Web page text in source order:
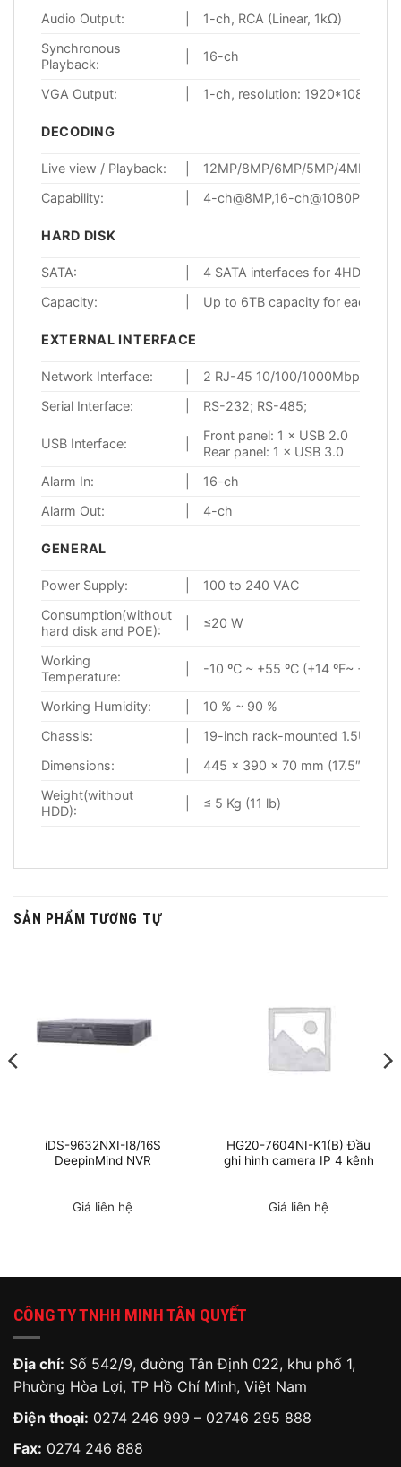
Audio Output:
1-ch, RCA (Linear, 1kΩ)
Synchronous
Playback:
16-ch
VGA Output: 1-ch, resolution: 1920*1080P/
DECODING
Live view / Playback:
12MP/8MP/6MP/5MP/4MP/
Capability:
4-ch@8MP,16-ch@1080P
HARD DISK
SATA:
4 SATA interfaces for 4HDDs
Capacity:
Up to 6TB capacity for each
EXTERNAL INTERFACE
Network Interface:
2 RJ-45 10/100/1000Mbps
Serial Interface:
RS-232; RS-485;
USB Interface:
Front panel: 1 × USB 2.0
Rear panel: 1 × USB 3.0
Alarm In:
16-ch
Alarm Out:
4-ch
GENERAL
Power Supply:
100 to 240 VAC
Consumption(without
hard disk and POE):
≤20 W
Working
Temperature:
-10 ºC ~ +55 ºC (+14 ºF~ + 131
Working Humidity:
10 % ~ 90 %
Chassis:
19-inch rack-mounted 1.5U
Dimensions:
445 × 390 × 70 mm (17.5″×
Weight(without
HDD):
≤ 5 Kg (11 lb)
SẢN PHẨM TƯƠNG TỰ
iDS-9632NXI-I8/16S
DeepinMind NVR
Giá liên hệ
HG20-7604NI-K1(B) Đầu
ghi hình camera IP 4 kênh
Giá liên hệ
CÔNG TY TNHH MINH TÂN QUYẾT
Địa chỉ: Số 542/9, đường Tân Định 022, khu phố 1,
Phường Hòa Lợi, TP Hồ Chí Minh, Việt Nam
Điện thoại: 0274 246 999 – 02746 295 888
Fax: 0274 246 888